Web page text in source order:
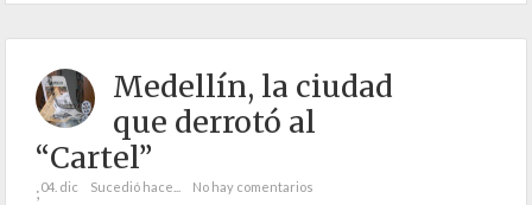
Medellín, la ciudad
que derrotó al
“Cartel”
;04. dic Sucedió hace... No hay comentarios